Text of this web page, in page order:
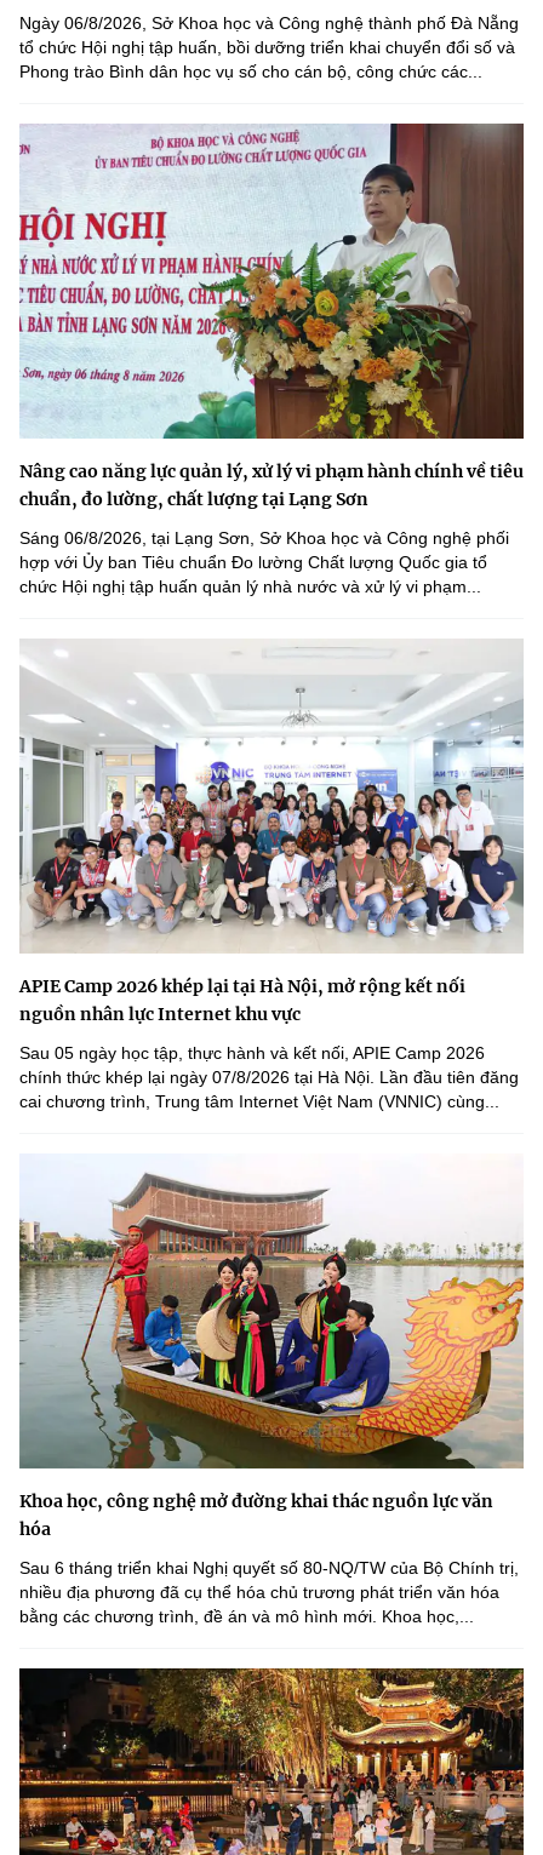
Ngày 06/8/2026, Sở Khoa học và Công nghệ thành phố Đà Nẵng
tổ chức Hội nghị tập huấn, bồi dưỡng triển khai chuyển đổi số và
Phong trào Bình dân học vụ số cho cán bộ, công chức các...
Nâng cao năng lực quản lý, xử lý vi phạm hành chính về tiêu
chuẩn, đo lường, chất lượng tại Lạng Sơn
Sáng 06/8/2026, tại Lạng Sơn, Sở Khoa học và Công nghệ phối
hợp với Ủy ban Tiêu chuẩn Đo lường Chất lượng Quốc gia tổ
chức Hội nghị tập huấn quản lý nhà nước và xử lý vi phạm...
APIE Camp 2026 khép lại tại Hà Nội, mở rộng kết nối
nguồn nhân lực Internet khu vực
Sau 05 ngày học tập, thực hành và kết nối, APIE Camp 2026
chính thức khép lại ngày 07/8/2026 tại Hà Nội. Lần đầu tiên đăng
cai chương trình, Trung tâm Internet Việt Nam (VNNIC) cùng...
Khoa học, công nghệ mở đường khai thác nguồn lực văn
hóa
Sau 6 tháng triển khai Nghị quyết số 80-NQ/TW của Bộ Chính trị,
nhiều địa phương đã cụ thể hóa chủ trương phát triển văn hóa
bằng các chương trình, đề án và mô hình mới. Khoa học,...